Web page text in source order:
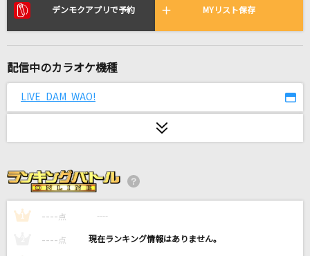
リアルタイムで歌われている曲の一覧
OVERLAP
ひだまりの花
The Answer
なにわ男子
デンモクアプリで予約 MYリスト保存
配信中のカラオケ機種
LIVE DAM WAO!
1 ---- 点 ----
---- 点 ----